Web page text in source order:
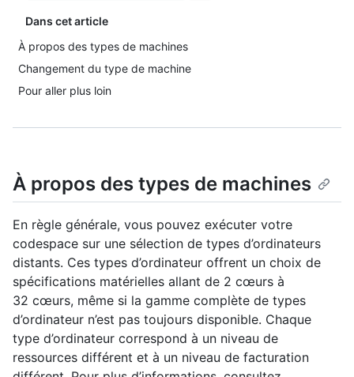
Dans cet article
À propos des types de machines
Changement du type de machine
Pour aller plus loin
À propos des types de machines
En règle générale, vous pouvez exécuter votre
codespace sur une sélection de types d’ordinateurs
distants. Ces types d’ordinateur offrent un choix de
spécifications matérielles allant de 2 cœurs à
32 cœurs, même si la gamme complète de types
d’ordinateur n’est pas toujours disponible. Chaque
type d’ordinateur correspond à un niveau de
ressources différent et à un niveau de facturation